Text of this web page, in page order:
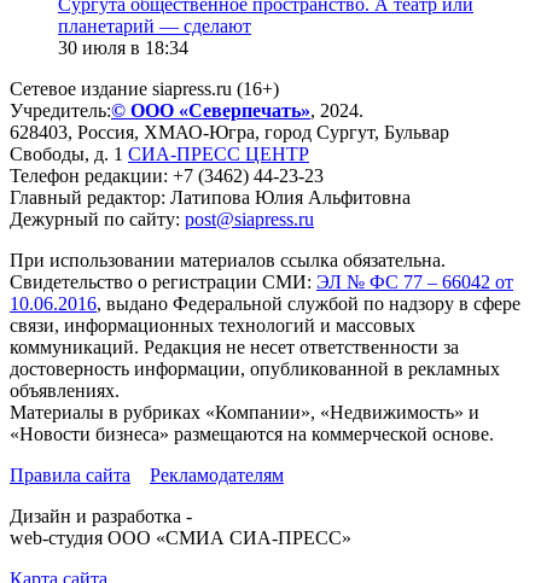
планетарий — сделают
30 июля в 18:34
Сетевое издание siapress.ru (16+)
Учредитель:© ООО «Северпечать», 2024.
628403, Россия, ХМАО-Югра, город Сургут, Бульвар
Свободы, д. 1 СИА-ПРЕСС ЦЕНТР
Телефон редакции: +7 (3462) 44-23-23
Главный редактор: Латипова Юлия Альфитовна
Дежурный по сайту: post@siapress.ru
При использовании материалов ссылка обязательна.
Свидетельство о регистрации СМИ: ЭЛ № ФС 77 – 66042 от
10.06.2016, выдано Федеральной службой по надзору в сфере
связи, информационных технологий и массовых
коммуникаций. Редакция не несет ответственности за
достоверность информации, опубликованной в рекламных
объявлениях.
Материалы в рубриках «Компании», «Недвижимость» и
«Новости бизнеса» размещаются на коммерческой основе.
Правила сайта
Рекламодателям
Дизайн и разработка -
web-студия ООО «СМИА СИА-ПРЕСС»
Карта сайта